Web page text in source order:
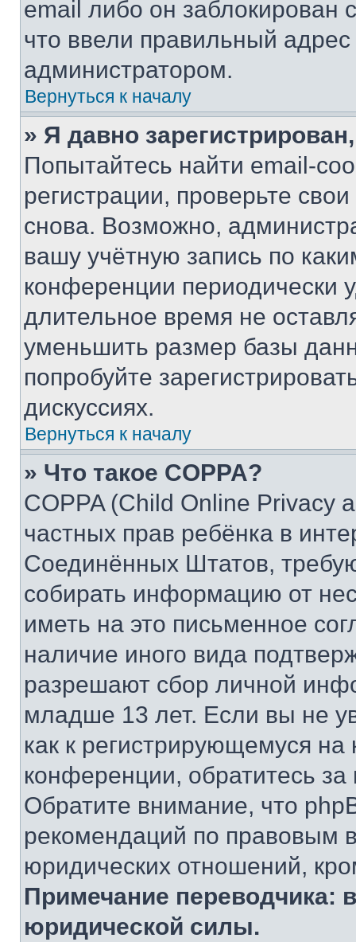
email либо он
что ввели правильный адрес
администратором.
Вернуться к началу
» Я давно
Попытайтесь найти email-
регистрации, проверьте
снова. Возможно,
вашу учётную запись по
конференции периодически
длительное время не
уменьшить размер базы
попробуйте
дискуссиях.
Вернуться к началу
» Что такое COPPA?
COPPA (Child Online Privacy
частных прав ребёнка в
Соединённых Штатов,
собирать информацию от
иметь на это письменное
наличие иного вида
разрешают сбор личной
младше 13 лет. Если вы не
как к регистрирующемуся
конференции, обратитесь
Обратите внимание, что
рекомендаций по правовым
юридических отношений,
Примечание переводчика:
юридической силы.